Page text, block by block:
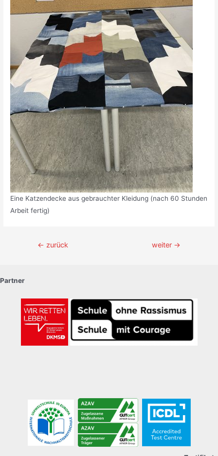
Eine Katzendecke aus gebrauchter Kleidung (nach 60 Stunden
Arbeit fertig)
Beitragsnavigation
← zurück weiter →
Partner